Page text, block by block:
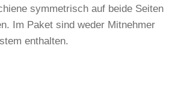
symmetrisch auf beide Seiten
Im Paket sind weder Mitnehmer
enthalten.